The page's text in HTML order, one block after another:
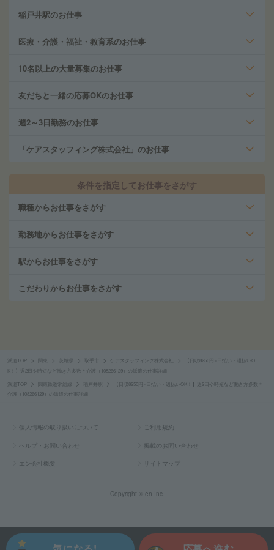
稲戸井駅のお仕事
医療・介護・福祉・教育系のお仕事
10名以上の大量募集のお仕事
友だちと一緒の応募OKのお仕事
週2～3日勤務のお仕事
「ケアスタッフィング株式会社」のお仕事
条件を指定してお仕事をさがす
職種からお仕事をさがす
勤務地からお仕事をさがす
駅からお仕事をさがす
こだわりからお仕事をさがす
派遣TOP 茨城県 取手市 ケアスタッフィング株式会社
【日収8250円×日払い・週払いO
K！】週2日や時短など働き方多数＊介護（108266129）の派遣の仕事詳細
派遣TOP 関東鉄道常総線 稲戸井駅
【日収8250円×日払い・週払いOK！】週2日や時短など働き方多数＊
介護（108266129）の派遣の仕事詳細
個人情報の取り扱いについて ご利用規約
ヘルプ・お問い合わせ 掲載のお問い合わせ
エン会社概要 サイトマップ
Copyright © en Inc.